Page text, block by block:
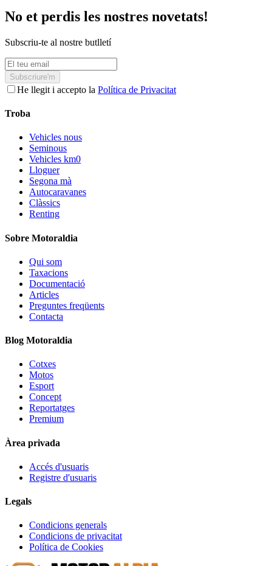
No et perdis les nostres novetats!
Subscriu-te al nostre butlletí
Subscriure'm
He llegit i accepto la Política de Privacitat
Troba
Vehicles nous
Seminous
Vehicles km0
Lloguer
Segona mà
Autocaravanes
Clàssics
Renting
Sobre Motoraldia
Qui som
Taxacions
Documentació
Articles
Preguntes freqüents
Contacta
Blog Motoraldia
Cotxes
Motos
Esport
Concept
Reportatges
Premium
Àrea privada
Accés d'usuaris
Registre d'usuaris
Legals
Condicions generals
Condicions de privacitat
Política de Cookies